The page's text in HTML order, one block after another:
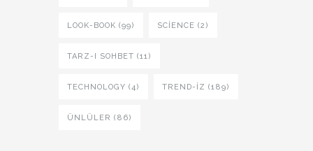
LOOK-BOOK (99) SCIENCE (2)
TARZ-I SOHBET (11)
TECHNOLOGY (4) TREND-IZ (189)
ÜNLÜLER (86)